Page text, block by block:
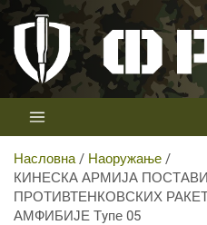
Скип
цонтент
Телевизија
Први војни канал у Србији
Насловна
Наоружање
КИНЕСКА АРМИЈА
ПРОТИВТЕНКОВСКИХ
АМФИБИЈЕ Тyпе 05